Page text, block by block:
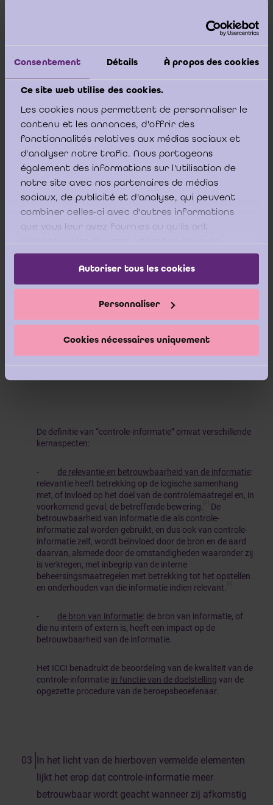
Consentement Détails À propos des cookies
Ce site web utilise des cookies.
Les cookies nous permettent de personnaliser le
contenu et les annonces, d'offrir des
fonctionnalités relatives aux médias sociaux et
d'analyser notre trafic. Nous partageons
également des informations sur l'utilisation de
notre site avec nos partenaires de médias
sociaux, de publicité et d'analyse, qui peuvent
combiner celles-ci avec d'autres informations
que vous leur avez fournies ou qu'ils ont
services.
Autoriser tous les cookies
Personnaliser
Cookies nécessaires uniquement
dewelke voortvloeien uit het Wetboek van
“éénmalige opdrachten” in de vraagstelling).
Overeenkomstig ISA 500 wordt “controle-
de auditor wordt gebruikt om te komen tot de
conclusies waarop hij zijn oordeel baseert.
hanteren we het begrip “controle-informatie” voor
elke onderbouwende informatie in het kader van
een controle-opdracht en/of in het kader van een
beoordelingsopdracht. Controle-informatie omvat
zowel in de administratieve vastleggingen
overzichten ten grondslag ligt, als informatie
verkregen uit andere bronnen ”. Controle-
informatie betreft aldus niet noodzakelijk “officiële
stukken” zoals vermeld in de vraagstelling.
professionele inschatting (“professional judgement
De definitie van “controle-informatie” omvat verschillende
kernaspecten:
- de relevantie en betrouwbaarheid van de informatie:
relevantie heeft betrekking op de logische samenhang
met, of invloed op het doel van de controlemaatregel en, in
voorkomend geval, de betreffende bewering.
De
betrouwbaarheid van informatie die als controle-
informatie zal worden gebruikt, en dus ook van controle-
informatie zelf, wordt beïnvloed door de bron en de aard
daarvan, alsmede door de omstandigheden waaronder zij
is verkregen, met inbegrip van de interne
beheersingsmaatregelen met betrekking tot het opstellen
en onderhouden van die informatie indien relevant.
- de bron van informatie: de bron van informatie, of
die nu intern of extern is, heeft een impact op de
betrouwbaarheid van de informatie.
Het ICCI benadrukt de beoordeling van de kwaliteit van de
controle-informatie in functie van de doelstelling van de
opgezette procedure van de beroepsbeoefenaar.
In het licht van de hierboven vermelde elementen
lijkt het erop dat controle-informatie meer
betrouwbaar wordt geacht wanneer zij afkomstig